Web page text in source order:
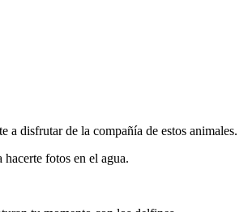
a disfrutar de la compañía de estos animales.
fotos en el agua.